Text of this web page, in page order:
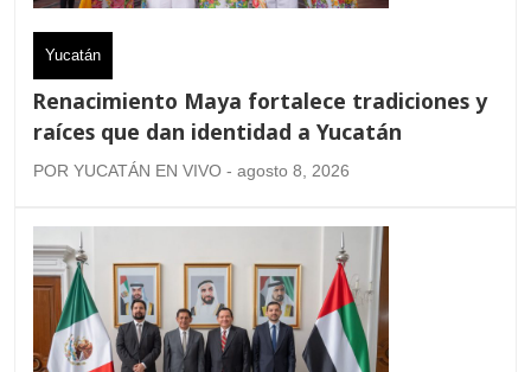
Yucatán
Renacimiento Maya fortalece tradiciones y
raíces que dan identidad a Yucatán
POR YUCATÁN EN VIVO - agosto 8, 2026